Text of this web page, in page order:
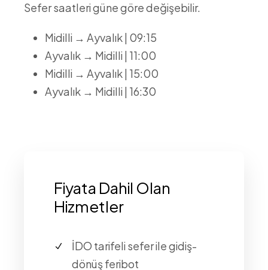
Sefer saatleri güne göre değişebilir.
Midilli → Ayvalık | 09:15
Ayvalık → Midilli | 11:00
Midilli → Ayvalık | 15:00
Ayvalık → Midilli | 16:30
Fiyata Dahil Olan
Hizmetler
İDO tarifeli sefer ile gidiş-
dönüş feribot